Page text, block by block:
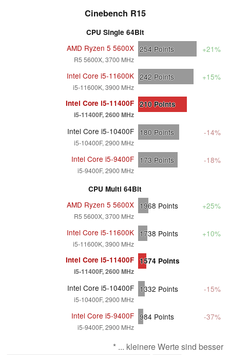
Cinebench R15
CPU Single 64Bit
AMD Ryzen 5 5600X
R5 5600X, 3700 MHz
254 Points +21%
Intel Core i5-11600K
i5-11600K, 3900 MHz
242 Points +15%
Intel Core i5-11400F
i5-11400F, 2600 MHz
210 Points
Intel Core i5-10400F
i5-10400F, 2900 MHz
180 Points -14%
Intel Core i5-9400F
i5-9400F, 2900 MHz
173 Points -18%
CPU Multi 64Bit
AMD Ryzen 5 5600X
R5 5600X, 3700 MHz
1968 Points +25%
Intel Core i5-11600K
i5-11600K, 3900 MHz
1738 Points +10%
Intel Core i5-11400F
i5-11400F, 2600 MHz
1574 Points
Intel Core i5-10400F
i5-10400F, 2900 MHz
1332 Points -15%
Intel Core i5-9400F
i5-9400F, 2900 MHz
984 Points -37%
* ... kleinere Werte sind besser